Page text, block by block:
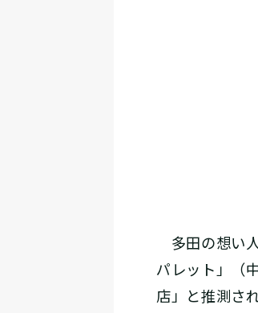
多田の想い
パレット」（
店」と推測され